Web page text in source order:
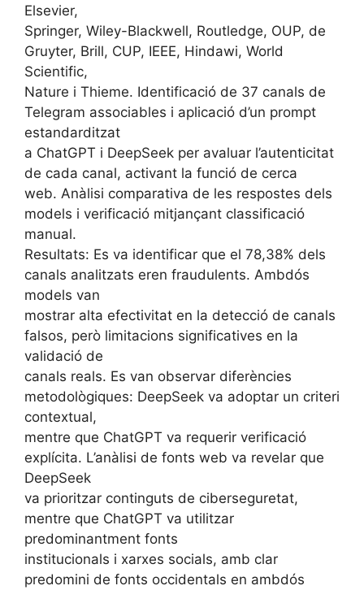
Elsevier,
Springer, Wiley-Blackwell, Routledge, OUP, de
Gruyter, Brill, CUP, IEEE, Hindawi, World
Scientific,
Nature i Thieme. Identificació de 37 canals de
Telegram associables i aplicació d’un prompt
estandarditzat
a ChatGPT i DeepSeek per avaluar l’autenticitat
de cada canal, activant la funció de cerca
web. Anàlisi comparativa de les respostes dels
models i verificació mitjançant classificació
manual.
Resultats: Es va identificar que el 78,38% dels
canals analitzats eren fraudulents. Ambdós
models van
mostrar alta efectivitat en la detecció de canals
falsos, però limitacions significatives en la
validació de
canals reals. Es van observar diferències
metodològiques: DeepSeek va adoptar un criteri
contextual,
mentre que ChatGPT va requerir verificació
explícita. L’anàlisi de fonts web va revelar que
DeepSeek
va prioritzar continguts de ciberseguretat,
mentre que ChatGPT va utilitzar
predominantment fonts
institucionals i xarxes socials, amb clar
predomini de fonts occidentals en ambdós